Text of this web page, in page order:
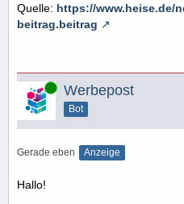
Quelle: https://www.heise.de/
beitrag.beitrag
Online Werbepost
Bot
Gerade eben Anzeige
Hallo!